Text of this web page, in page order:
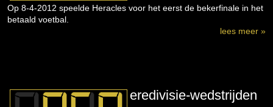
Op 8-4-2012 speelde Heracles voor het eerst de bekerfinale in het
betaald voetbal.
lees meer »
eredivisie-wedstrijden